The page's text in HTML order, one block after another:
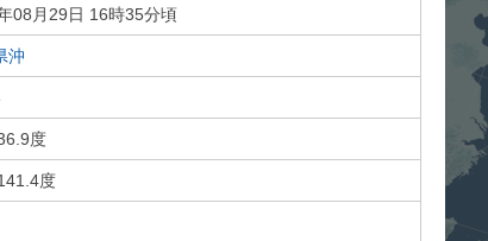
08月29日 16時35分頃
沖
度
度